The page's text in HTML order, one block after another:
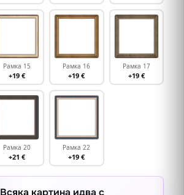
Рамка 15
+19 €
Рамка 16
+19 €
Рамка 17
+19 €
Рамка 20
+21 €
Рамка 22
+19 €
Всяка картина идва с